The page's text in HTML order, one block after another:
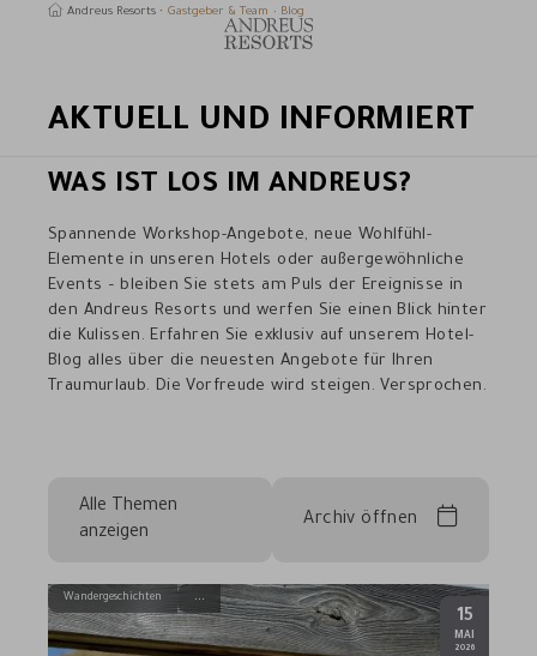
Andreus Resorts Gastgeber & Team Blog
AKTUELL UND INFORMIERT
WAS IST LOS IM ANDREUS?
Spannende Workshop-Angebote, neue Wohlfühl-
Elemente in unseren Hotels oder außergewöhnliche
Events – bleiben Sie stets am Puls der Ereignisse in
den Andreus Resorts und werfen Sie einen Blick hinter
die Kulissen. Erfahren Sie exklusiv auf unserem Hotel-
Blog alles über die neuesten Angebote für Ihren
Traumurlaub. Die Vorfreude wird steigen. Versprochen.
Alle Themen
anzeigen
Archiv öffnen
15
MAI
2026
Wandergeschichten